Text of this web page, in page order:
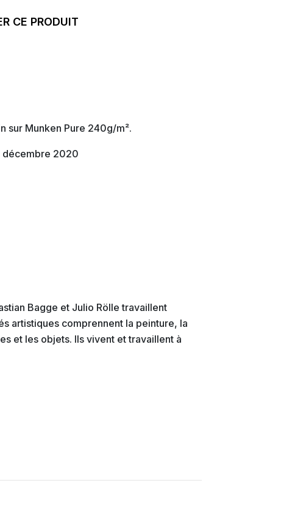
CE PRODUIT
sur Munken Pure 240g/m².
décembre 2020
Bagge et Julio Rölle travaillent
artistiques comprennent la peinture, la
et les objets. Ils vivent et travaillent à